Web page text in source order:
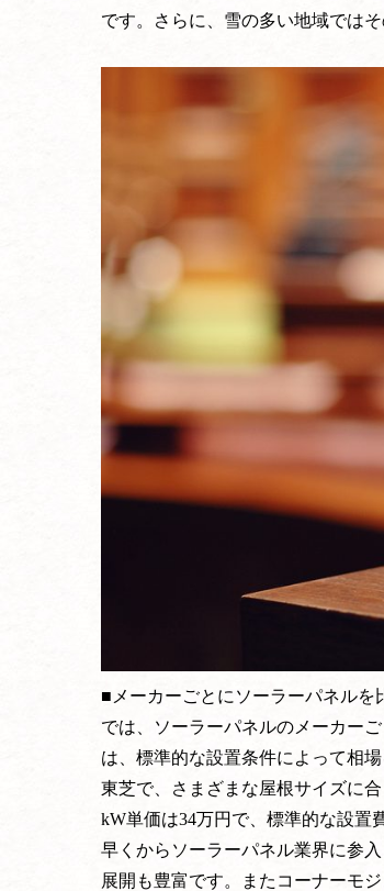
です。さらに、雪の多い地域では
■メーカーごとにソーラーパネルを
では、ソーラーパネルのメーカー
は、標準的な設置条件によって相
東芝で、さまざまな屋根サイズに
kW単価は34万円で、標準的な設置
早くからソーラーパネル業界に参
展開も豊富です。またコーナーモ